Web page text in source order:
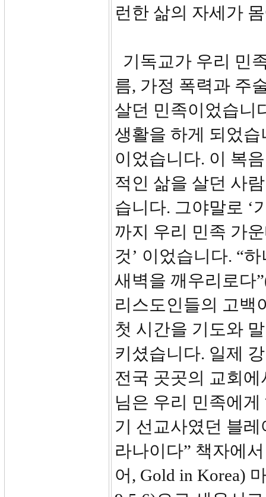
런한 삶의 자세가
기독교가 우리 민
름, 가정 폭력과 주
살던 민족이었습니
생활을 하게 되었
이었습니다. 이 복
적인 삶을 살던 사
습니다. 그야말로 ‘
까지 우리 민족 가
것’ 이었습니다. “
새벽을 깨우리로다
리스도인들의 고백
첫 시간을 기도와
키셨습니다. 일제
전국 곳곳의 교회
님은 우리 민족에
기 선교사였던 블
라나이다” 책자에
어, Gold in Korea)